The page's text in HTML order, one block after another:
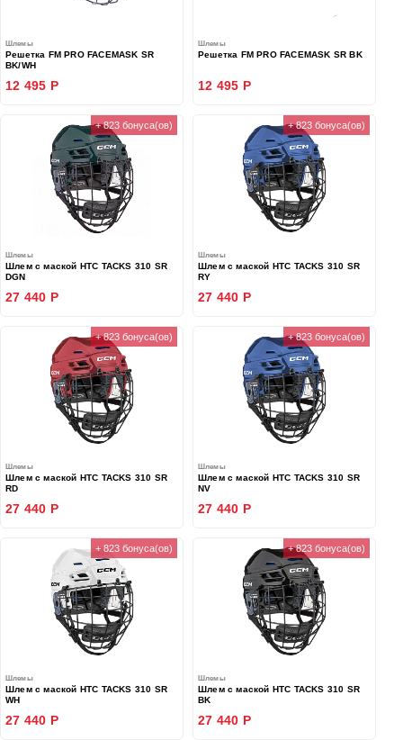
Шлемы
Решетка FM PRO FACEMASK SR
BK/WH
12 495 Р
Шлемы
Решетка FM PRO FACEMASK SR BK
12 495 Р
+ 823 бонуса(ов)
Шлемы
Шлем с маской HTC TACKS 310 SR
DGN
27 440 Р
+ 823 бонуса(ов)
Шлемы
Шлем с маской HTC TACKS 310 SR
RY
27 440 Р
+ 823 бонуса(ов)
Шлемы
Шлем с маской HTC TACKS 310 SR
RD
27 440 Р
+ 823 бонуса(ов)
Шлемы
Шлем с маской HTC TACKS 310 SR
NV
27 440 Р
+ 823 бонуса(ов)
Шлемы
Шлем с маской HTC TACKS 310 SR
WH
27 440 Р
+ 823 бонуса(ов)
Шлемы
Шлем с маской HTC TACKS 310 SR
BK
27 440 Р